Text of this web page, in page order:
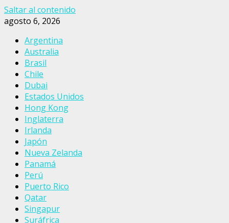
Saltar al contenido
agosto 6, 2026
Argentina
Australia
Brasil
Chile
Dubai
Estados Unidos
Hong Kong
Inglaterra
Irlanda
Japón
Nueva Zelanda
Panamá
Perú
Puerto Rico
Qatar
Singapur
Suráfrica